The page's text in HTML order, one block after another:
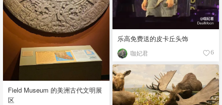
乐高免费送的皮卡丘头饰
咖妃君 6
Field Museum 的美洲古代文明展
区